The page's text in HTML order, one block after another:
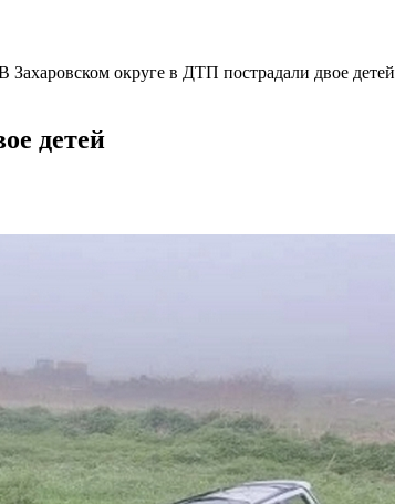
Захаровском округе в ДТП пострадали двое детей
детей